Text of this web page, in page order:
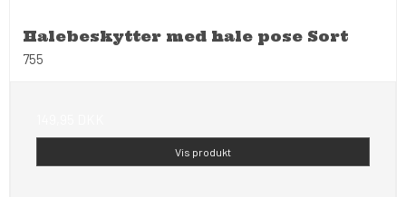
Halebeskytter med hale pose Sort
755
Vis produkt